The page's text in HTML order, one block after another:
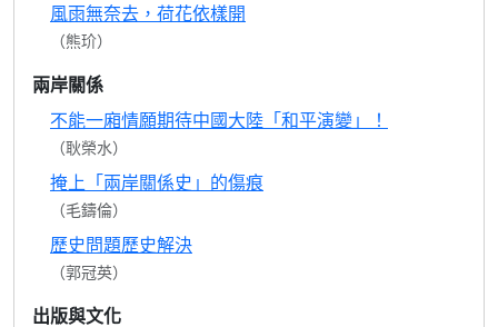
風雨無奈去，荷花依樣開
（熊玠）
兩岸關係
不能一廂情願期待中國大陸「和平演變」！
（耿榮水）
掩上「兩岸關係史」的傷痕
（毛鑄倫）
歷史問題歷史解決
（郭冠英）
出版與文化